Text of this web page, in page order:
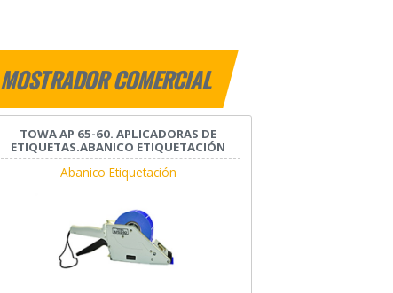
MOSTRADOR COMERCIAL
TOWA AP 65-60. APLICADORAS DE
ETIQUETAS.ABANICO ETIQUETACIÓN
Abanico Etiquetación